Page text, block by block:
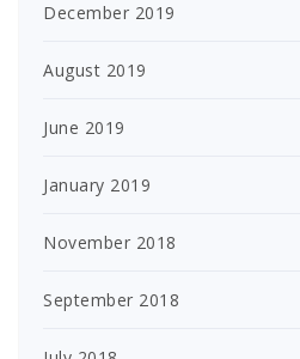
December 2019
August 2019
June 2019
January 2019
November 2018
September 2018